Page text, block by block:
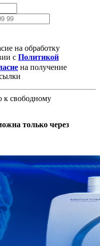
на обработку
с Политикой
на получение
к свободному
только через